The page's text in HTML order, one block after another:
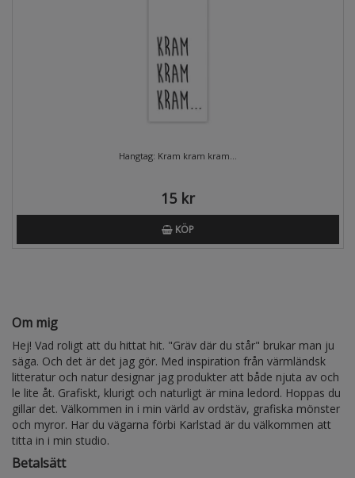
Hangtag: Kram kram kram...
15 kr
KÖP
Om mig
Hej! Vad roligt att du hittat hit. "Gräv där du står" brukar man ju
säga. Och det är det jag gör. Med inspiration från värmländsk
litteratur och natur designar jag produkter att både njuta av och
le lite åt. Grafiskt, klurigt och naturligt är mina ledord. Hoppas du
gillar det. Välkommen in i min värld av ordstäv, grafiska mönster
och myror. Har du vägarna förbi Karlstad är du välkommen att
titta in i min studio.
Betalsätt